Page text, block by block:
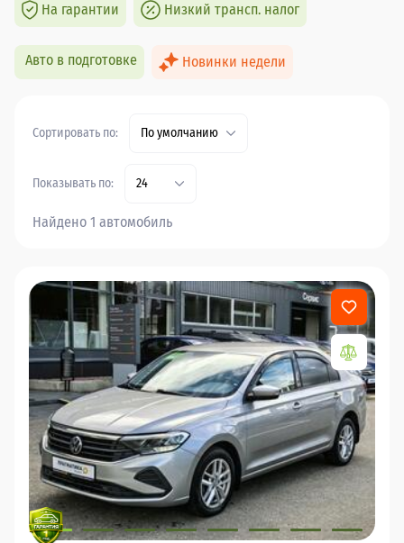
На гарантии Низкий трансп. налог
Авто в подготовке Новинки недели
Сортировать по: По умолчанию
Показывать по: 24
Найдено 1 автомобиль